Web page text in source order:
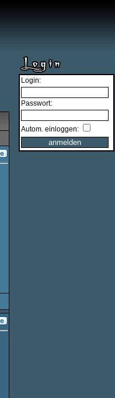
Login:
Passwort:
Autom. einloggen: